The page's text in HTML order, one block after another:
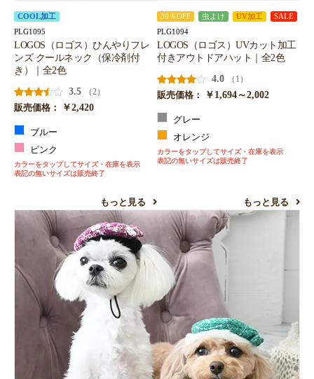
COOL加工
PLG1095
LOGOS（ロゴス）ひんやりフレ
ンズ クールネック（保冷剤付
き）｜全2色
3.5
（2）
販売価格：
￥2,420
ブルー
ピンク
カラーをタップしてサイズ・在庫を表示
表記の無いサイズは販売終了
もっと見る
30％OFF 虫よけ UV加工 SALE
PLG1094
LOGOS（ロゴス）UVカット加工
付きアウトドアハット｜全2色
4.0
（1）
販売価格：
￥1,694～2,002
グレー
オレンジ
カラーをタップしてサイズ・在庫を表示
表記の無いサイズは販売終了
もっと見る